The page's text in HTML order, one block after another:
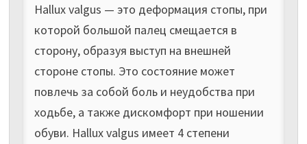
Hallux valgus — это деформация стопы, при
которой большой палец смещается в
сторону, образуя выступ на внешней
стороне стопы. Это состояние может
повлечь за собой боль и неудобства при
ходьбе, а также дискомфорт при ношении
обуви. Hallux valgus имеет 4 степени